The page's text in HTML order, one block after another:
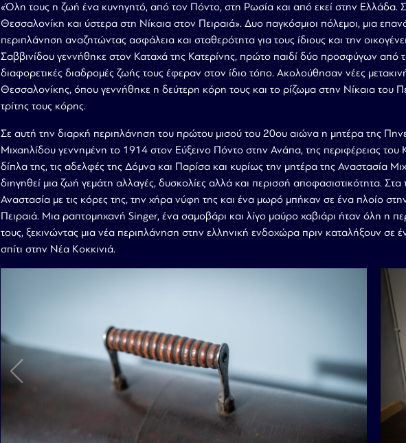
«Όλη τους η ζωή ένα κυνηγητό, από τον Πόντο, στη Ρωσία και από εκεί στην Ελλάδα.
Θεσσαλονίκη και ύστερα στη Νίκαια στον Πειραιά». Δυο παγκόσμιοι πόλεμοι, μια
περιπλάνηση αναζητώντας ασφάλεια και σταθερότητα για τους ίδιους και την
Σαββινίδου γεννήθηκε στον Καταχά της Κατερίνης, πρώτο παιδί δύο προσφύγων από
διαφορετικές διαδρομές ζωής τους έφεραν στον ίδιο τόπο. Ακολούθησαν νέες
Θεσσαλονίκης, όπου γεννήθηκε η δεύτερη κόρη τους και το ρίζωμα στην Νίκαια του
τρίτης τους κόρης.
Σε αυτή την διαρκή περιπλάνηση του πρώτου μισού του 20ου αιώνα η μητέρα της
Μιχαηλίδου γεννημένη το 1914 στον Εύξεινο Πόντο στην Ανάπα, της περιφέρειας του
δίπλα της, τις αδελφές της Δόμνα και Παρίσα και κυρίως την μητέρα της Αναστασία
διηγηθεί μια ζωή γεμάτη αλλαγές, δυσκολίες αλλά και περισσή αποφασιστικότητα. Στα
Αναστασία με τις κόρες της, την χήρα νύφη της και ένα μωρό μπήκαν σε ένα πλοίο
Πειραιά. Μια ραπτομηχανή Singer, ένα σαμοβάρι και λίγο μαύρο χαβιάρι ήταν όλη η
τους, ξεκινώντας μια νέα περιπλάνηση στην ελληνική ενδοχώρα πριν καταλήξουν σε
σπίτι στην Νέα Κοκκινιά.